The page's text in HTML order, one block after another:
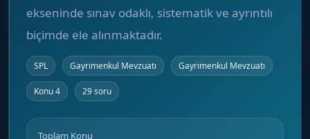
ekseninde sınav odaklı, sistematik ve ayrıntılı
biçimde ele alınmaktadır.
SPL Gayrimenkul Mevzuatı Gayrimenkul Mevzuatı
Konu 4 29 soru
Toplam Konu